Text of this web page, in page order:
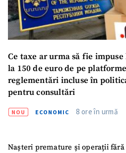
Ce taxe ar urma să fie
la 150 de euro de pe
reglementări incluse în
pentru consultări
NOU ECONOMIC 8 ore în urmă
Nașteri premature și operații